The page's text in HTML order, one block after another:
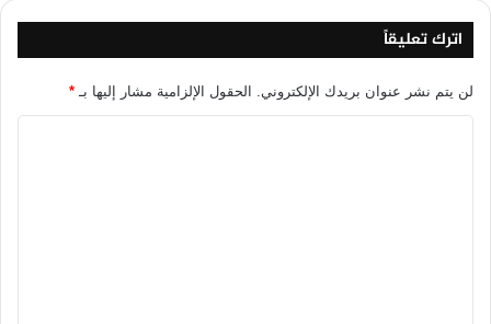
اترك تعليقاً
لن يتم نشر عنوان بريدك الإلكتروني. الحقول الإلزامية مشار إليها بـ *